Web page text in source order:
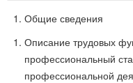
Общие сведения
Описание трудовых
профессиональный
профессиональной